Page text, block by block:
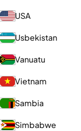
USA
Usbekistan
Vanuatu
Vietnam
Sambia
Simbabwe